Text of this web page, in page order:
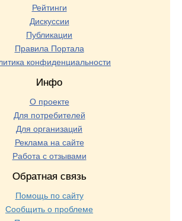
Рейтинги
Дискуссии
Публикации
Правила Портала
конфиденциальности
Инфо
О проекте
Для потребителей
Для организаций
Реклама на сайте
Работа с отзывами
Обратная связь
Помощь по сайту
Сообщить о проблеме